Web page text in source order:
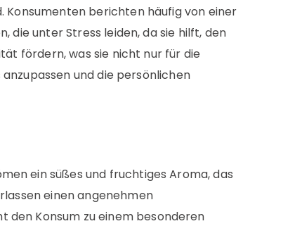
Konsumenten berichten häufig von einer
die unter Stress leiden, da sie hilft, den
fördern, was sie nicht nur für die
und die persönlichen
ein süßes und fruchtiges Aroma, das
einen angenehmen
Konsum zu einem besonderen